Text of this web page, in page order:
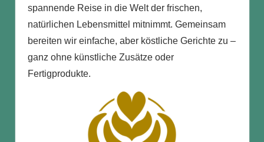
spannende Reise in die Welt der frischen,
natürlichen Lebensmittel mitnimmt. Gemeinsam
bereiten wir einfache, aber köstliche Gerichte zu –
ganz ohne künstliche Zusätze oder
Fertigprodukte.